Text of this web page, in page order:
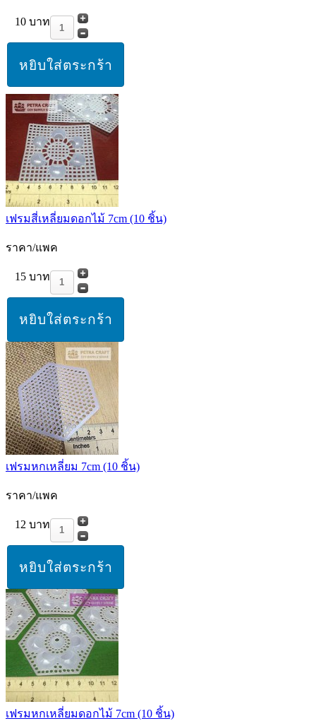
10 บาท
เฟรมสี่เหลี่ยมดอกไม้ 7cm (10 ชิ้น)
ราคา/แพค
15 บาท
เฟรมหกเหลี่ยม 7cm (10 ชิ้น)
ราคา/แพค
12 บาท
เฟรมหกเหลี่ยมดอกไม้ 7cm (10 ชิ้น)